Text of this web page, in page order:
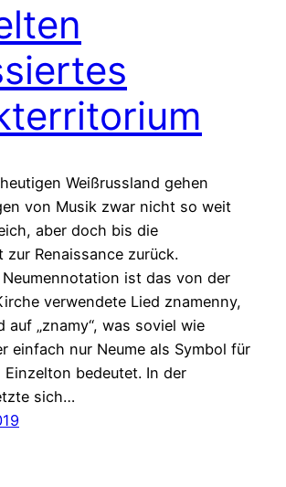
Weißrussland gehen
von Musik zwar nicht so weit
aber doch bis die
zur Renaissance zurück.
ist das von der
verwendete Lied znamenny,
auf „znamy“, was soviel wie
einfach nur Neume als Symbol für
bedeutet. In der
sich…